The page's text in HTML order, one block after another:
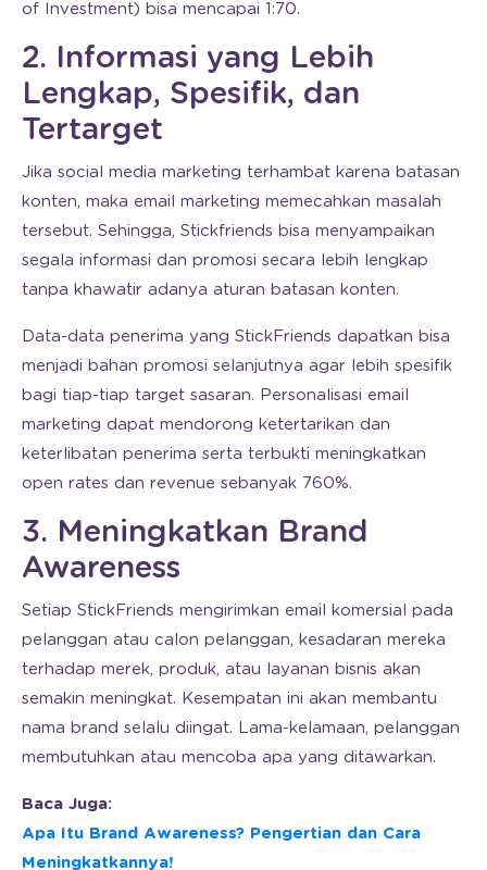
of Investment) bisa mencapai 1:70.
2. Informasi yang Lebih
Lengkap, Spesifik, dan
Tertarget
Jika social media marketing terhambat karena batasan
konten, maka email marketing memecahkan masalah
tersebut. Sehingga, Stickfriends bisa menyampaikan
segala informasi dan promosi secara lebih lengkap
tanpa khawatir adanya aturan batasan konten.
Data-data penerima yang StickFriends dapatkan bisa
menjadi bahan promosi selanjutnya agar lebih spesifik
bagi tiap-tiap target sasaran. Personalisasi email
marketing dapat mendorong ketertarikan dan
keterlibatan penerima serta terbukti meningkatkan
open rates dan revenue sebanyak 760%.
3. Meningkatkan Brand
Awareness
Setiap StickFriends mengirimkan email komersial pada
pelanggan atau calon pelanggan, kesadaran mereka
terhadap merek, produk, atau layanan bisnis akan
semakin meningkat. Kesempatan ini akan membantu
nama brand selalu diingat. Lama-kelamaan, pelanggan
membutuhkan atau mencoba apa yang ditawarkan.
Baca Juga:
Apa Itu Brand Awareness? Pengertian dan Cara
Meningkatkannya!